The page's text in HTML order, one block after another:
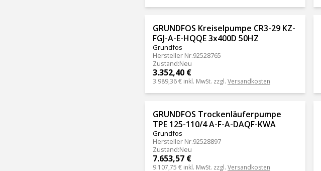
GRUNDFOS Kreiselpumpe CR3-29 KZ-
FGJ-A-E-HQQE 3x400D 50HZ
Grundfos
Hersteller Nr.92528765
Zustand:Neu
3.352,40 €
3.989,36 € inkl. MwSt. zzgl. Versandkosten
GRUNDFOS Trockenläuferpumpe
TPE 125-110/4 A-F-A-DAQF-KWA
Grundfos
Hersteller Nr.92528897
Zustand:Neu
7.653,57 €
9.107,75 € inkl. MwSt. zzgl. Versandkosten